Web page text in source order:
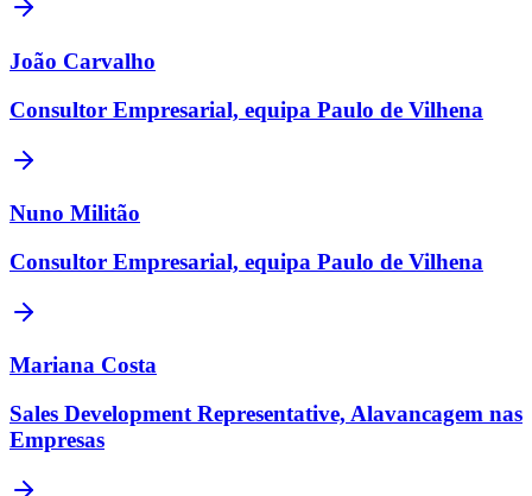
João Carvalho
Consultor Empresarial, equipa Paulo de Vilhena
Nuno Militão
Consultor Empresarial, equipa Paulo de Vilhena
Mariana Costa
Sales Development Representative, Alavancagem nas
Empresas